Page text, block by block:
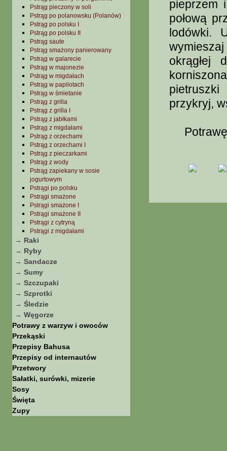
Pstrąg pieczony w soli
Pstrąg po polanowsku (Polanów)
Pstrąg po polsku I
Pstrąg po polsku II
Pstrąg saute
Pstrąg smażony panierowany
Pstrąg w galarecie
Pstrąg w majonezie
Pstrąg w migdałach
Pstrąg w papilotach
Pstrąg w śmietanie
Pstrąg z grilla
Pstrąg z grilla I
Pstrąg z jabłkami
Pstrąg z migdałami
Pstrąg z orzechami
Pstrąg z orzechami I
Pstrąg z pieczarkami
Pstrąg z wody
Pstrąg zapiekany w sosie
jogurtowym
Pstrągi po polsku
Pstrągi smażone
Pstrągi smażone I
Pstrągi smażone II
Pstrągi z cytryną
Pstrągi z migdałami
→ Raki
→ Ryby
→ Sandacze
→ Sumy
→ Szczupaki
→ Szprotki
→ Śledzie
→ Węgorze
Potrawy z warzyw i owoców
Przekąski
Przepisy Bahusa
Przepisy od internautów
Przetwory
Sałatki, surówki, mizerie
Sosy
Święta
Zupy
pieprzem
połową
lodówki.
okrągłej
pietruszki
przykryj,
Potrawę